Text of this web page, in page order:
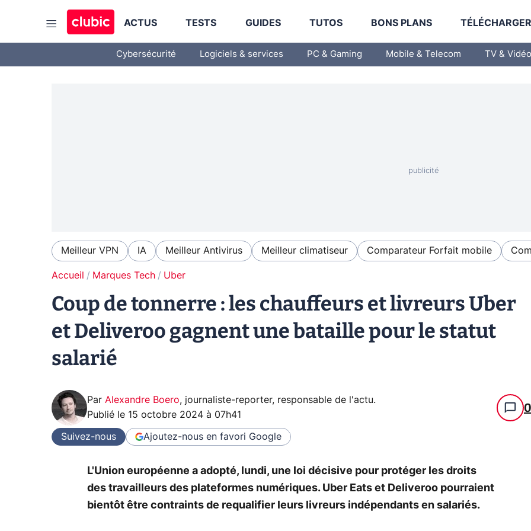
ACTUS TESTS GUIDES TUTOS BONS PLANS
Cybersécurité Logiciels & services PC & Gaming Mobile & Telecom TV & Vidéo
Meilleur VPN IA Meilleur Antivirus Meilleur climatiseur Comparateur Forfait mobile
Accueil Marques Tech Uber
Coup de tonnerre : les chauffeurs et livreurs Uber
et Deliveroo gagnent une bataille pour le statut
salarié
Par Alexandre Boero, journaliste-reporter, responsable de l'actu.
Publié le 15 octobre 2024 à 07h41 0
Suivez-nous Ajoutez-nous en favori Google
L'Union européenne a adopté, lundi, une loi décisive pour protéger les droits
des travailleurs des plateformes numériques. Uber Eats et Deliveroo pourraient
bientôt être contraints de requalifier leurs livreurs indépendants en salariés.